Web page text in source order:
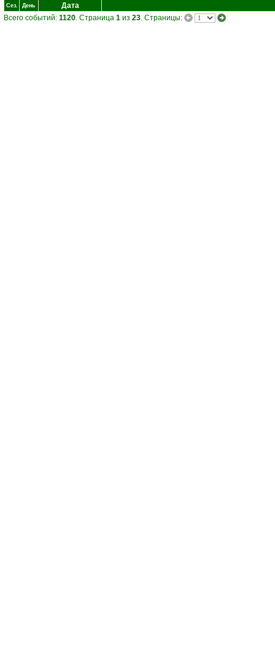
Сез. День
Дата
Всего событий: 1120. Страница 1 из 23. Страницы: